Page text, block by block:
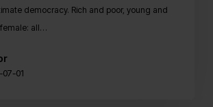
democracy. Rich and poor, young and
all…
07-01